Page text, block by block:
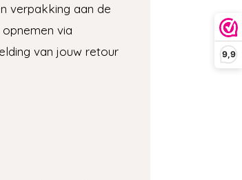
9,9
verpakking aan de
via
van jouw retour